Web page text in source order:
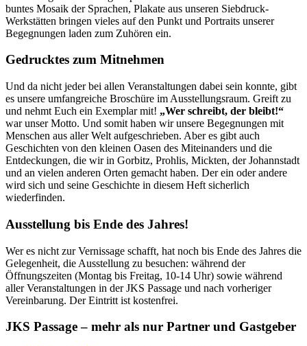
buntes Mosaik der Sprachen, Plakate aus unseren Siebdruck-
Werkstätten bringen vieles auf den Punkt und Portraits unserer
Begegnungen laden zum Zuhören ein.
Gedrucktes zum Mitnehmen
Und da nicht jeder bei allen Veranstaltungen dabei sein konnte, gibt
es unsere umfangreiche Broschüre im Ausstellungsraum. Greift zu
und nehmt Euch ein Exemplar mit! „Wer schreibt, der bleibt!“
war unser Motto. Und somit haben wir unsere Begegnungen mit
Menschen aus aller Welt aufgeschrieben. Aber es gibt auch
Geschichten von den kleinen Oasen des Miteinanders und die
Entdeckungen, die wir in Gorbitz, Prohlis, Mickten, der Johannstadt
und an vielen anderen Orten gemacht haben. Der ein oder andere
wird sich und seine Geschichte in diesem Heft sicherlich
wiederfinden.
Ausstellung bis Ende des Jahres!
Wer es nicht zur Vernissage schafft, hat noch bis Ende des Jahres die
Gelegenheit, die Ausstellung zu besuchen: während der
Öffnungszeiten (Montag bis Freitag, 10-14 Uhr) sowie während
aller Veranstaltungen in der JKS Passage und nach vorheriger
Vereinbarung. Der Eintritt ist kostenfrei.
JKS Passage – mehr als nur Partner und Gastgeber